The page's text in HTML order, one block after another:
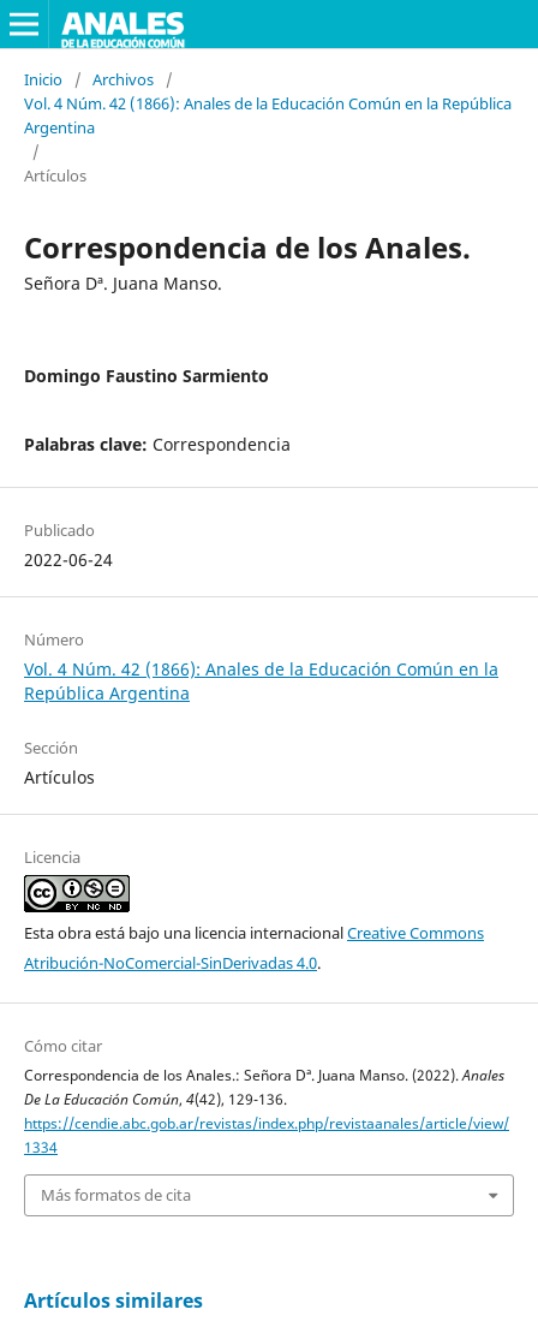
Inicio / Archivos
/
Vol. 4 Núm. 42 (1866): Anales de la Educación Común en la República
Argentina
/
Artículos
Correspondencia de los Anales.
Señora Dª. Juana Manso.
Domingo Faustino Sarmiento
Palabras clave: Correspondencia
Publicado
2022-06-24
Número
Vol. 4 Núm. 42 (1866): Anales de la Educación Común en la
República Argentina
Sección
Artículos
Licencia
Esta obra está bajo una licencia internacionalCreative Commons
Atribución-NoComercial-SinDerivadas 4.0.
Cómo citar
Correspondencia de los Anales.: Señora Dª. Juana Manso. (2022).Anales
De La Educación Común, 4(42), 129-136.
https://cendie.abc.gob.ar/revistas/index.php/revistaanales/article/view/
1334
Más formatos de cita
Artículos similares